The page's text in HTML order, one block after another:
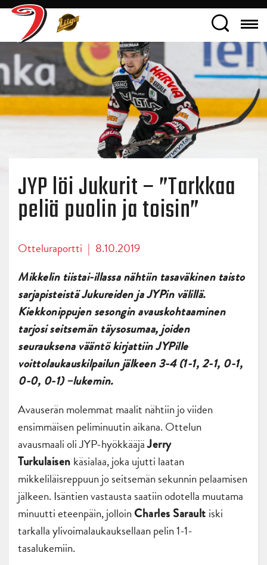
JYP löi Jukurit – ”Tarkkaa
peliä puolin ja toisin”
Otteluraportti | 8.10.2019
Mikkelin tiistai-illassa nähtiin tasaväkinen taisto
sarjapisteistä Jukureiden ja JYPin välillä.
Kiekkonippujen sesongin avauskohtaaminen
tarjosi seitsemän täysosumaa, joiden
seurauksena vääntö kirjattiin JYPille
voittolaukauskilpailun jälkeen 3-4 (1-1, 2-1, 0-1,
0-0, 0-1) –lukemin.
Avauserän molemmat maalit nähtiin jo viiden
ensimmäisen peliminuutin aikana. Ottelun
avausmaali oli JYP-hyökkääjäJerry
Turkulaisen käsialaa, joka ujutti laatan
mikkeliläisreppuun jo seitsemän sekunnin pelaamisen
jälkeen. Isäntien vastausta saatiin odotella muutama
minuutti eteenpäin, jolloinCharles Sarault iski
tarkalla ylivoimalaukauksellaan pelin 1-1-
tasalukemiin.